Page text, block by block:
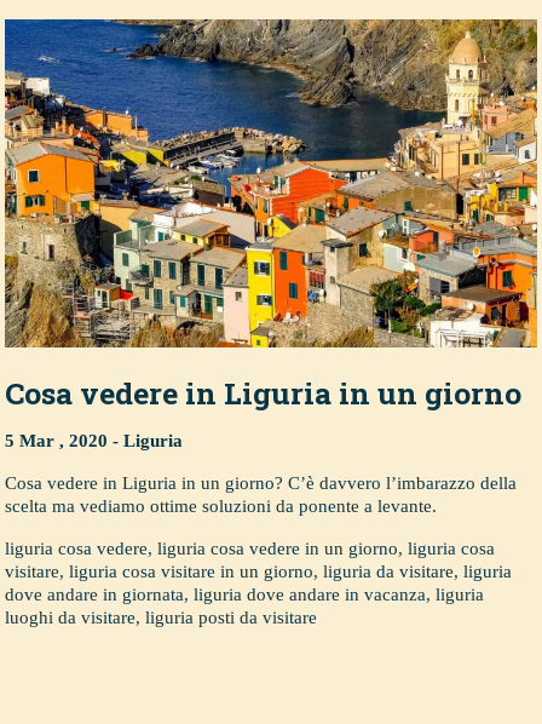
Cosa vedere in Liguria in un giorno
5 Mar , 2020 -Liguria
Cosa vedere in Liguria in un giorno? C’è davvero l’imbarazzo della
scelta ma vediamo ottime soluzioni da ponente a levante.
liguria cosa vedere,liguria cosa vedere in un giorno,liguria cosa
visitare,liguria cosa visitare in un giorno,liguria da visitare,liguria
dove andare in giornata,liguria dove andare in vacanza,liguria
luoghi da visitare,liguria posti da visitare